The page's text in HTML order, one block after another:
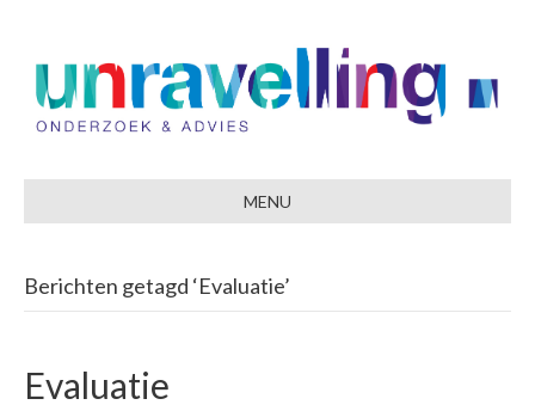
MENU
Berichten getagd ‘Evaluatie’
Evaluatie